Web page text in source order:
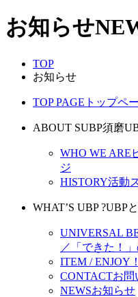
お知らせ
TOP
お知らせ
TOP PAGE トップペ
ABOUT SUBP須磨
WHO WE ARE
ジ
HISTORY活動
WHAT’S UBP ?UBP
UNIVERSAL
／「できた！
ITEM / ENJOY！
CONTACTお問
NEWSお知らせ